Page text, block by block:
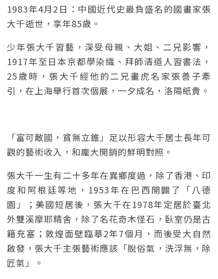
1983年4月2日：中國近代史最負盛名的國畫家張
大千逝世，享年85歲。
少年張大千習藝，深受母親、大姐、二兄影響，
1917年至日本京都學染織、拜師清道人習書法，
25歲時，張大千經他的二兄畫虎名家張善子牽
引，在上海舉行首次個展，一夕成名，洛陽紙貴。
「富可敵國，貧無立錐」足以形容大千居士長年可
觀的藝術收入，和龐大開銷的鮮明對照。
張大千一生有二十多年在異鄉度過，除了香港、印
度和阿根廷等地，1953年在巴西開闢了「八德
園」；美國短居後，張大千在1978年定居於臺北
外雙溪摩耶精舍，除了名花奇木怪石，臥室仍是古
籍充塞；敦煌面壁臨摹2年7個月，而後受大自然
啟發，張大千主張藝術應該「脫俗氣，洗浮無，除
匠氣」。